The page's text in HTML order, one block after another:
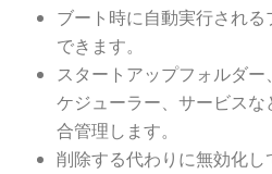
ブート時に自動実行され
できます。
スタートアップフォルダ
ケジューラー、サービス
合管理します。
削除する代わりに無効化